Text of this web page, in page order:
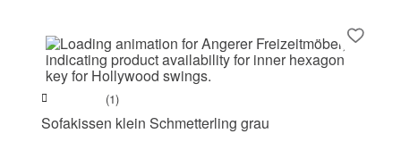
(1)
Sofakissen klein Schmetterling grau